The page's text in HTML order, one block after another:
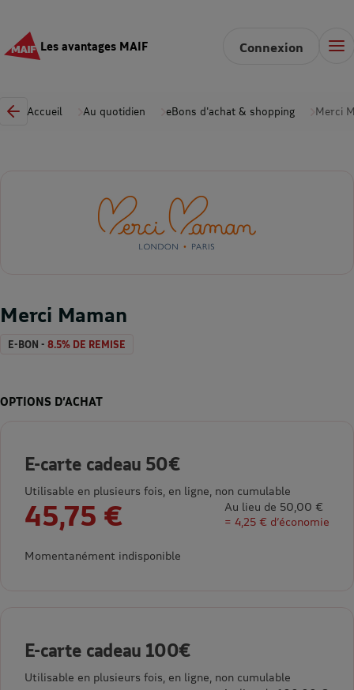
Les avantages MAIF Connexion
Accueil Au quotidien eBons d'achat & shopping Merci
Merci Maman
E-BON - 8.5% DE REMISE
OPTIONS D’ACHAT
E-carte cadeau 50€
Utilisable en plusieurs fois, en ligne, non cumulable
45,75 €
Au lieu de 50,00 €
= 4,25 € d’économie
Momentanément indisponible
E-carte cadeau 100€
Utilisable en plusieurs fois, en ligne, non cumulable